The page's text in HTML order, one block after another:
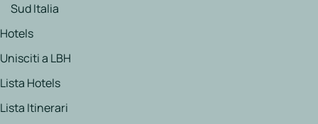
Sud Italia
Hotels
Unisciti a LBH
Lista Hotels
Lista Itinerari